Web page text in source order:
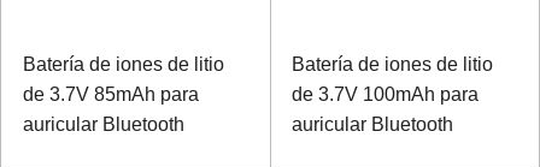
Batería de iones de litio
de 3.7V 85mAh para
auricular Bluetooth
Batería de iones de litio
de 3.7V 100mAh para
auricular Bluetooth